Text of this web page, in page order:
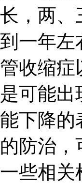
长，两、
到一年左
管收缩症
是可能出
能下降的
的防治，
一些相关